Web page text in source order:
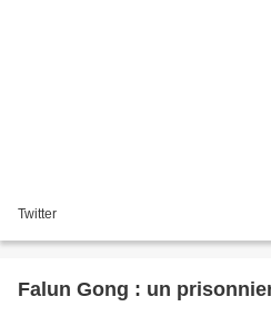
Twitter
Falun Gong : un